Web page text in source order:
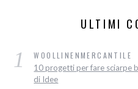
ULTIMI
1 WOOLLINENMERCANTILE
10 progetti per fare sciarpe
di Idee